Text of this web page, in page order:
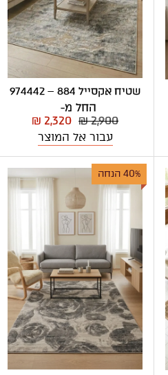
שטיח אקסייל 884 – 974442
החל מ-
₪ 2,900
₪ 2,320
עבור אל המוצר
40% הנחה